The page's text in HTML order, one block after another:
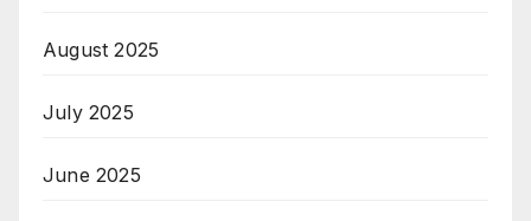
August 2025
July 2025
June 2025